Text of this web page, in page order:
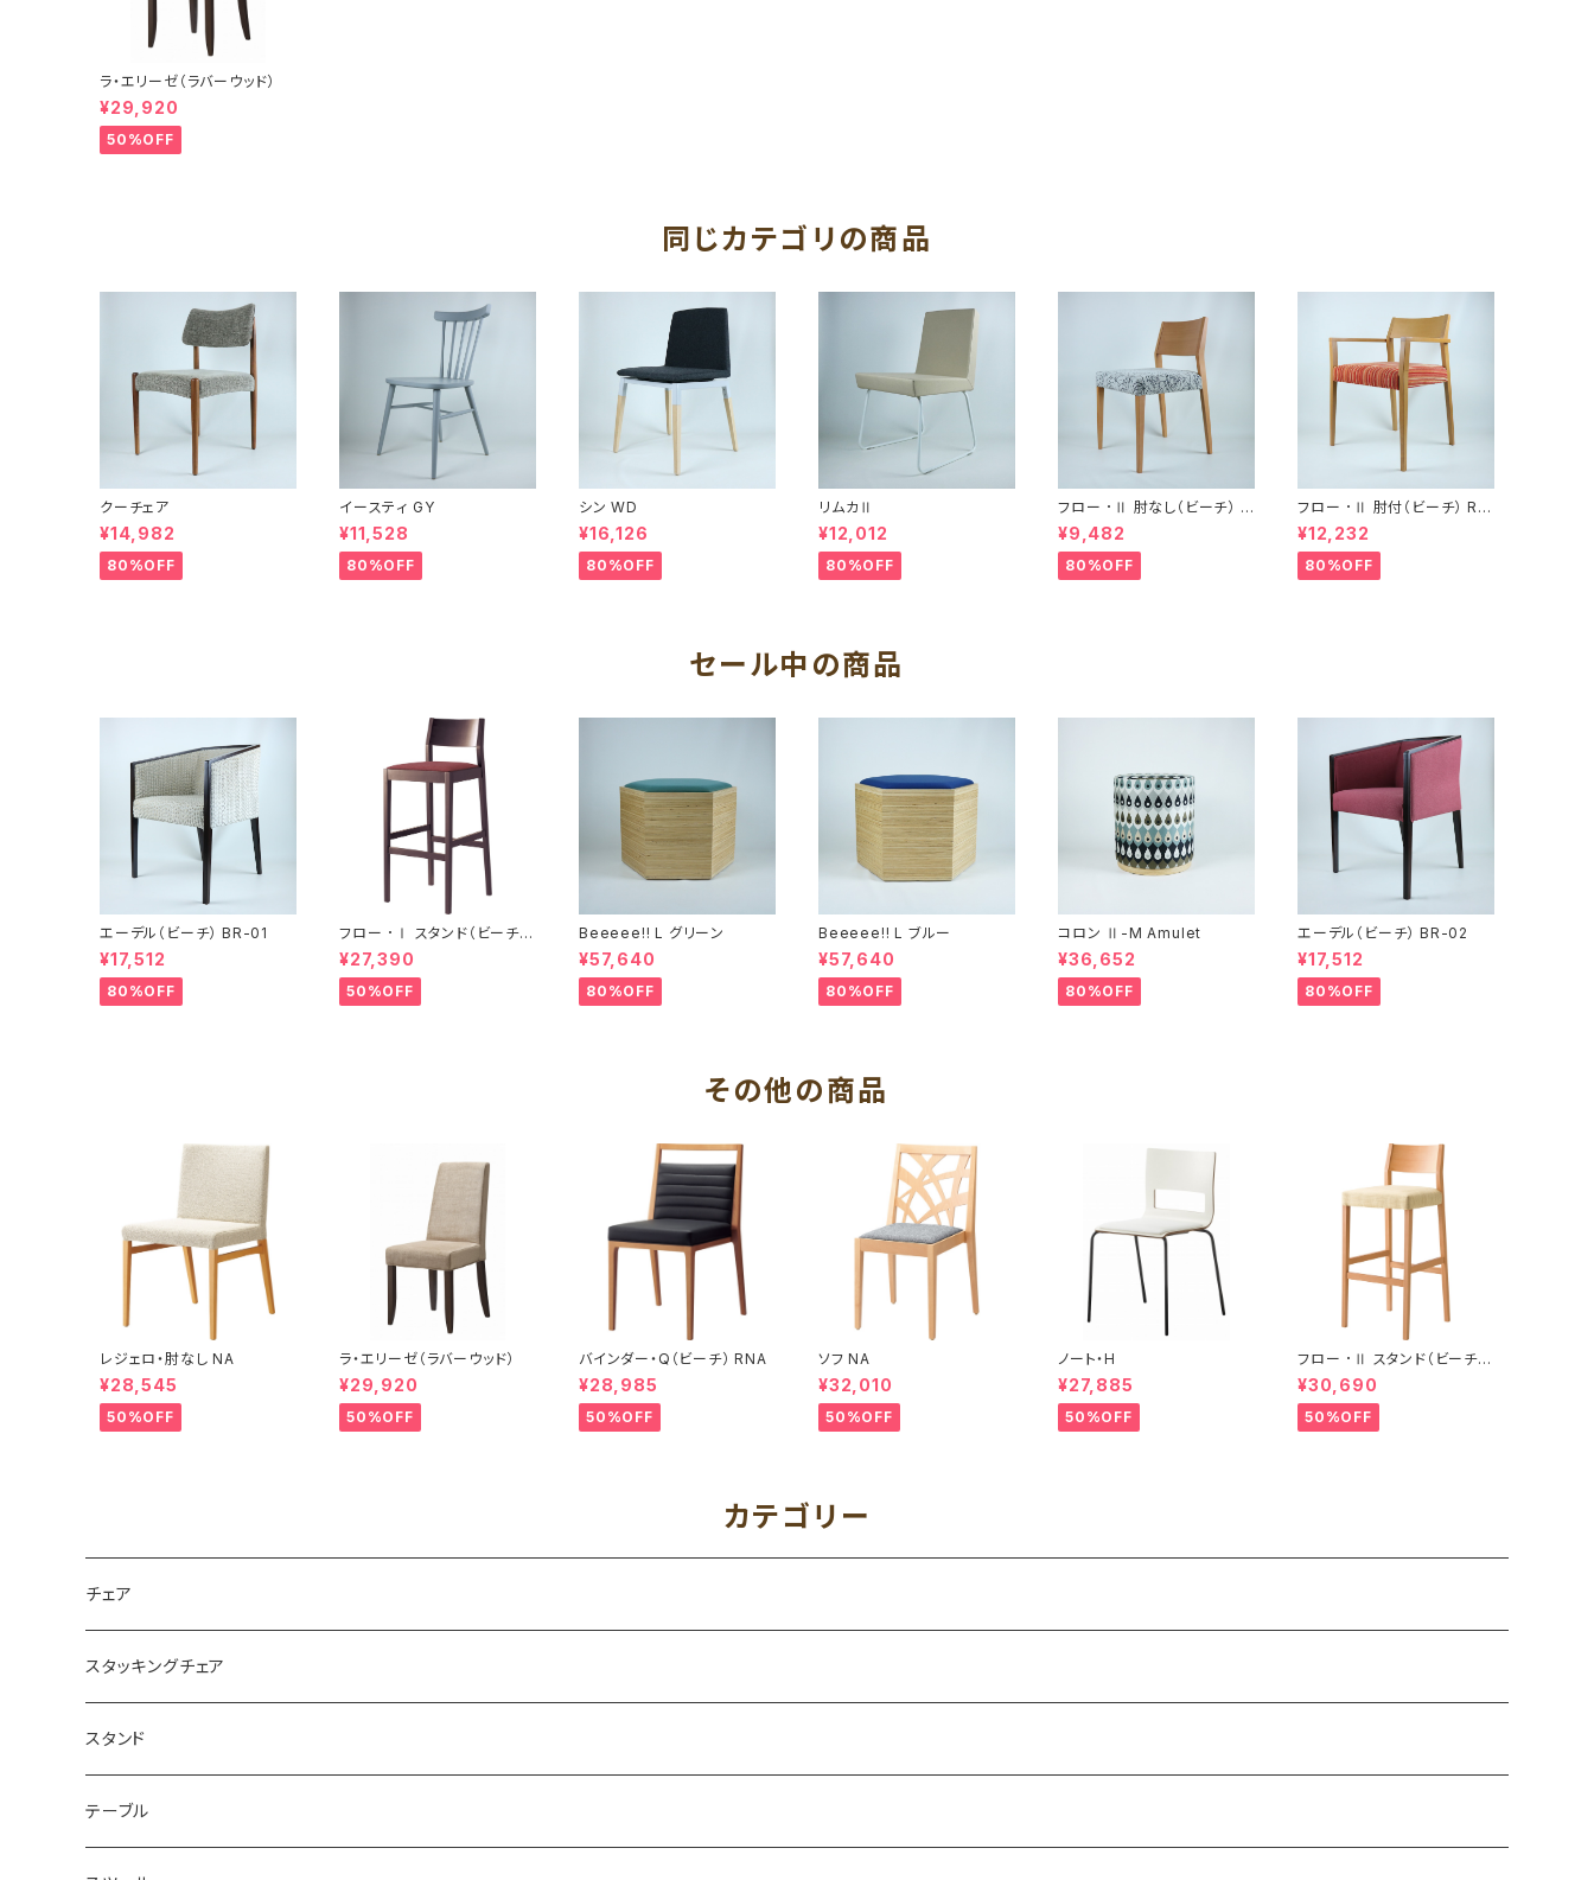
ラ・エリーゼ（ラバーウッド）
¥29,920
50%OFF
同じカテゴリの商品
クーチェア
¥14,982
80%OFF
イースティ GY
¥11,528
80%OFF
シン WD
¥16,126
80%OFF
リムカⅡ
¥12,012
80%OFF
フロー ･Ⅱ 肘なし（ビーチ） R
NA
¥9,482
80%OFF
フロー ･Ⅱ 肘付（ビーチ） RN
A
¥12,232
80%OFF
セール中の商品
エーデル（ビーチ） BR-01
¥17,512
80%OFF
フロー ･Ⅰ スタンド（ビーチ）
BR
¥27,390
50%OFF
Beeeee!! L グリーン
¥57,640
80%OFF
Beeeee!! L ブルー
¥57,640
80%OFF
コロン Ⅱ-M Amulet
¥36,652
80%OFF
エーデル（ビーチ） BR-02
¥17,512
80%OFF
その他の商品
レジェロ・肘なし NA
¥28,545
50%OFF
ラ・エリーゼ（ラバーウッド）
¥29,920
50%OFF
バインダー・Q（ビーチ） RNA
¥28,985
50%OFF
ソフ NA
¥32,010
50%OFF
ノート・H
¥27,885
50%OFF
フロー ･Ⅱ スタンド（ビーチ）
RNA
¥30,690
50%OFF
カテゴリー
チェア
スタッキングチェア
スタンド
テーブル